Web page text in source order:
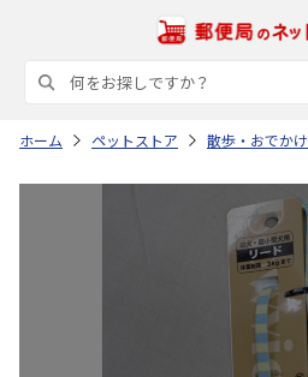
ホーム ペットストア 散歩・おでかけ